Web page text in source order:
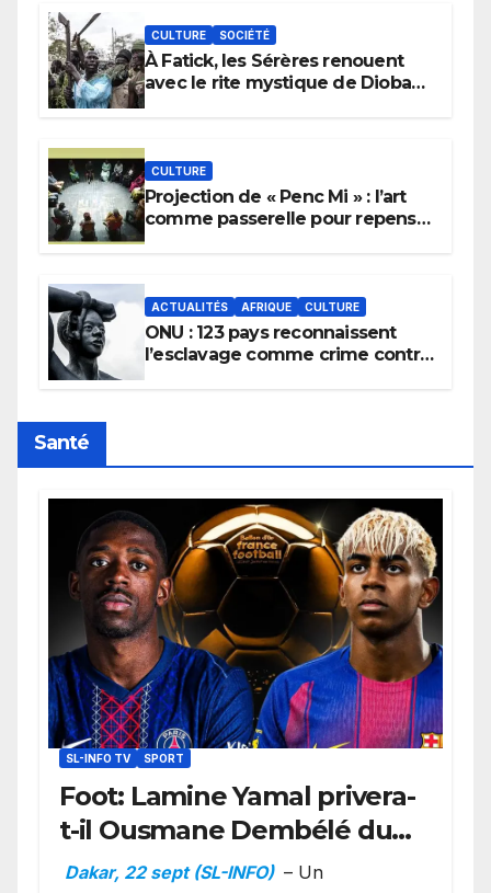
CULTURE SOCIÉTÉ
À Fatick, les Sérères renouent
avec le rite mystique de Diobaye
CULTURE
Projection de « Penc Mi » : l’art
comme passerelle pour repenser
ACTUALITÉS AFRIQUE CULTURE
ONU : 123 pays reconnaissent
l’esclavage comme crime contre
Santé
SL-INFO TV SPORT
Foot: Lamine Yamal privera-
t-il Ousmane Dembélé du
Ballon d’or ?
Dakar, 22 sept (SL-INFO) – Un